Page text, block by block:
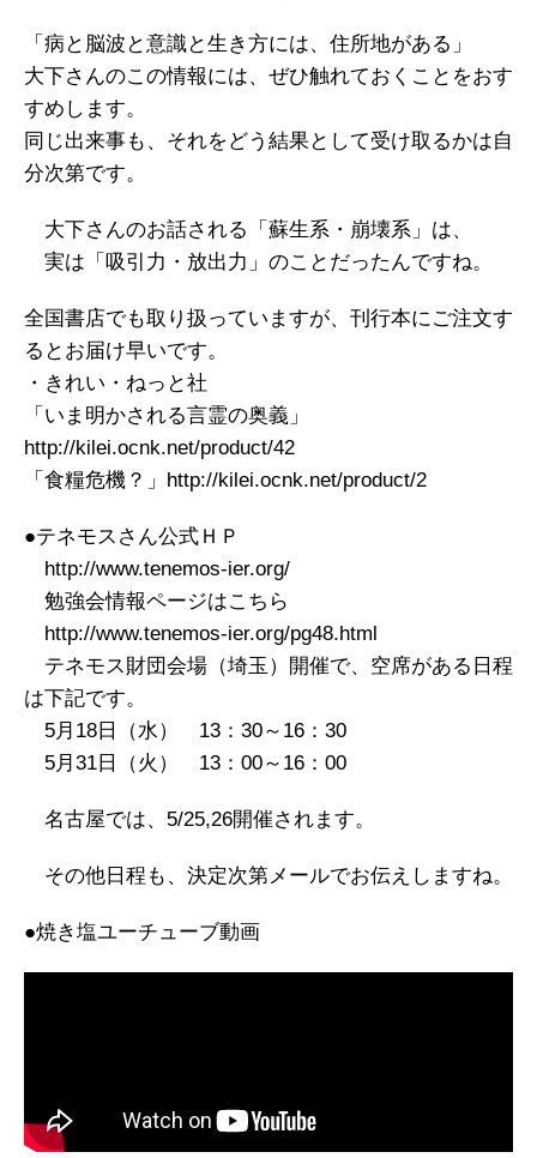
「病と脳波と意識と生き方には、住所地がある」
大下さんのこの情報には、ぜひ触れておくことをおす
すめします。
同じ出来事も、それをどう結果として受け取るかは自
分次第です。
大下さんのお話される「蘇生系・崩壊系」は、
実は「吸引力・放出力」のことだったんですね。
全国書店でも取り扱っていますが、刊行本にご注文す
るとお届け早いです。
・きれい・ねっと社
「いま明かされる言霊の奥義」
http://kilei.ocnk.net/product/42
「食糧危機？」http://kilei.ocnk.net/product/2
●テネモスさん公式ＨＰ
http://www.tenemos-ier.org/
勉強会情報ページはこちら
http://www.tenemos-ier.org/pg48.html
テネモス財団会場（埼玉）開催で、空席がある日程
は下記です。
5月18日（水） 13：30～16：30
5月31日（火） 13：00～16：00
名古屋では、5/25,26開催されます。
その他日程も、決定次第メールでお伝えしますね。
●焼き塩ユーチューブ動画